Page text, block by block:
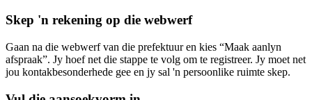
Skep 'n rekening op die webwerf
Gaan na die webwerf van die prefektuur en kies “Maak aanlyn
afspraak”. Jy hoef net die stappe te volg om te registreer. Jy moet net
jou kontakbesonderhede gee en jy sal 'n persoonlike ruimte skep.